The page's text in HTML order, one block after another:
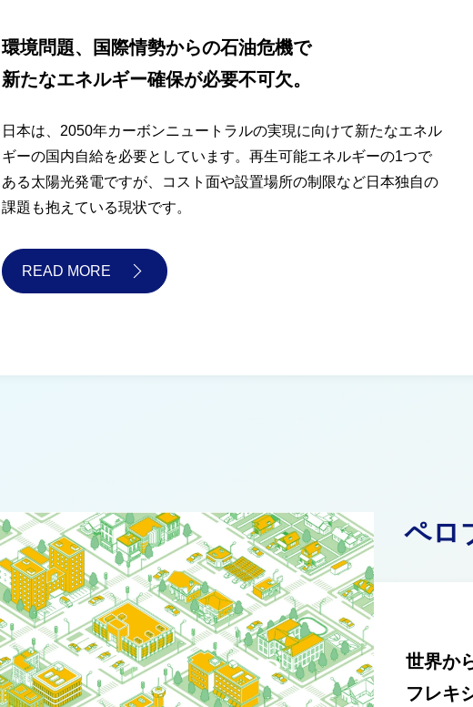
環境問題、国際情勢からの石油危機で
新たなエネルギー確保が必要不可欠。
日本は、2050年カーボンニュートラルの実現に向けて新たなエネル
ギーの国内自給を必要としています。再生可能エネルギーの1つで
ある太陽光発電ですが、コスト面や設置場所の制限など日本独自の
課題も抱えている現状です。
READ MORE
ペロ
世界か
フレキ